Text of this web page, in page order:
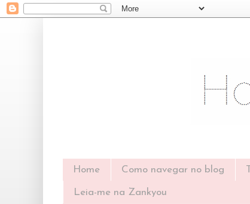
Home Como navegar no blog
Leia-me na Zankyou